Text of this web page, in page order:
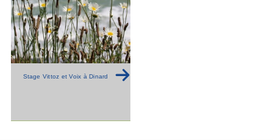
Stage Vittoz et Voix à Dinard